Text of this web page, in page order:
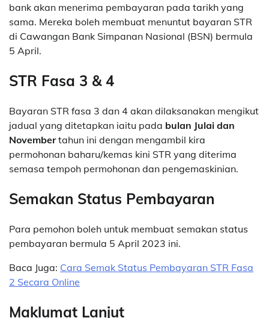
bank akan menerima pembayaran pada tarikh yang
sama. Mereka boleh membuat menuntut bayaran STR
di Cawangan Bank Simpanan Nasional (BSN) bermula
5 April.
STR Fasa 3 & 4
Bayaran STR fasa 3 dan 4 akan dilaksanakan mengikut
jadual yang ditetapkan iaitu pada bulan Julai dan
Novembertahun ini dengan mengambil kira
permohonan baharu/kemas kini STR yang diterima
semasa tempoh permohonan dan pengemaskinian.
Semakan Status Pembayaran
Para pemohon boleh untuk membuat semakan status
pembayaran bermula 5 April 2023 ini.
Baca Juga: Cara Semak Status Pembayaran STR Fasa
2 Secara Online
Maklumat Lanjut